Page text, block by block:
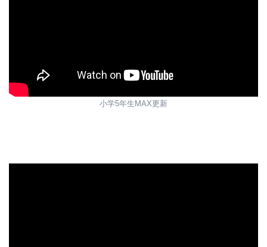
小学5年生MAX更新